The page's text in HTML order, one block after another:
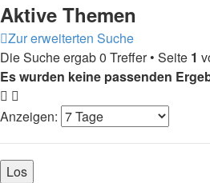
Aktive Themen
Zur erweiterten Suche
Die Suche ergab 0 Treffer • Seite 1
Es wurden keine passenden
Anzeigen: